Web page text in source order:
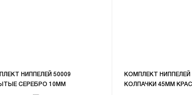
НИППЕЛЕЙ 50009
СЕРЕБРО 10MM
КОМПЛЕКТ НИППЕЛЕЙ
КОЛПАЧКИ 45MM